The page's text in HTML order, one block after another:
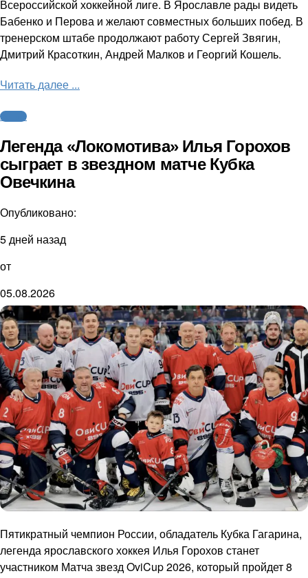
Всероссийской хоккейной лиге. В Ярославле рады видеть
Бабенко и Перова и желают совместных больших побед. В
тренерском штабе продолжают работу Сергей Звягин,
Дмитрий Красоткин, Андрей Малков и Георгий Кошель.
Читать далее ...
Хоккей
Легенда «Локомотива» Илья Горохов
сыграет в звездном матче Кубка
Овечкина
Опубликовано:
5 дней назад
от
05.08.2026
Пятикратный чемпион России, обладатель Кубка Гагарина,
легенда ярославского хоккея Илья Горохов станет
участником Матча звезд OviCup 2026, который пройдет 8